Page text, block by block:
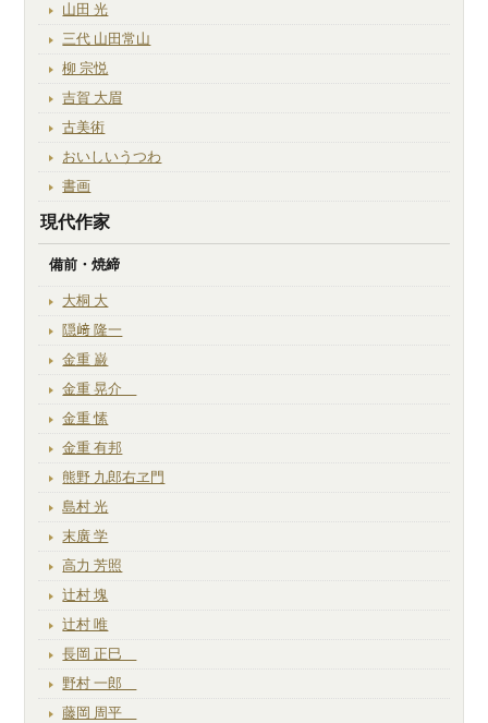
山田 光
三代 山田常山
柳 宗悦
吉賀 大眉
古美術
おいしいうつわ
書画
現代作家
備前・焼締
大桐 大
隠﨑 隆一
金重 巌
金重 晃介
金重 愫
金重 有邦
熊野 九郎右ヱ門
島村 光
末廣 学
高力 芳照
辻村 塊
辻村 唯
長岡 正巳
野村 一郎
藤岡 周平